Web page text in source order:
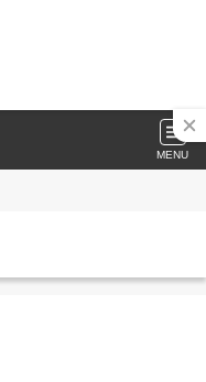
MENU